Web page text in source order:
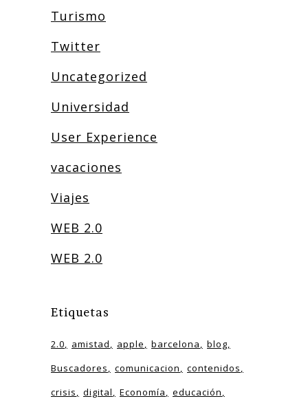
Turismo
Twitter
Uncategorized
Universidad
User Experience
vacaciones
Viajes
WEB 2.0
WEB 2.0
Etiquetas
2.0 amistad apple barcelona
blog
Buscadores
comunicacion
contenidos
crisis
digital Economía
educación